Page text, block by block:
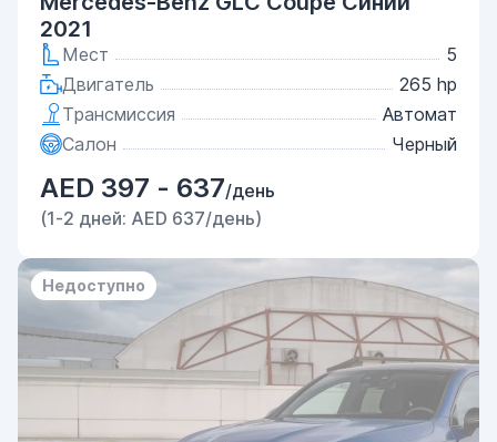
2021
Мест
5
Двигатель
265 hp
Трансмиссия
Автомат
Салон
Черный
AED 397 - 637/день
(1-2 дней: AED 637/день)
Недоступно